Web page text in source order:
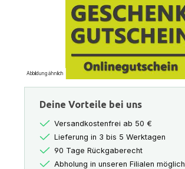
Abbildung ähnlich
Deine Vorteile bei uns
Versandkostenfrei ab 50 €
Lieferung in 3 bis 5 Werktagen
90 Tage Rückgaberecht
Abholung in unseren Filialen möglich